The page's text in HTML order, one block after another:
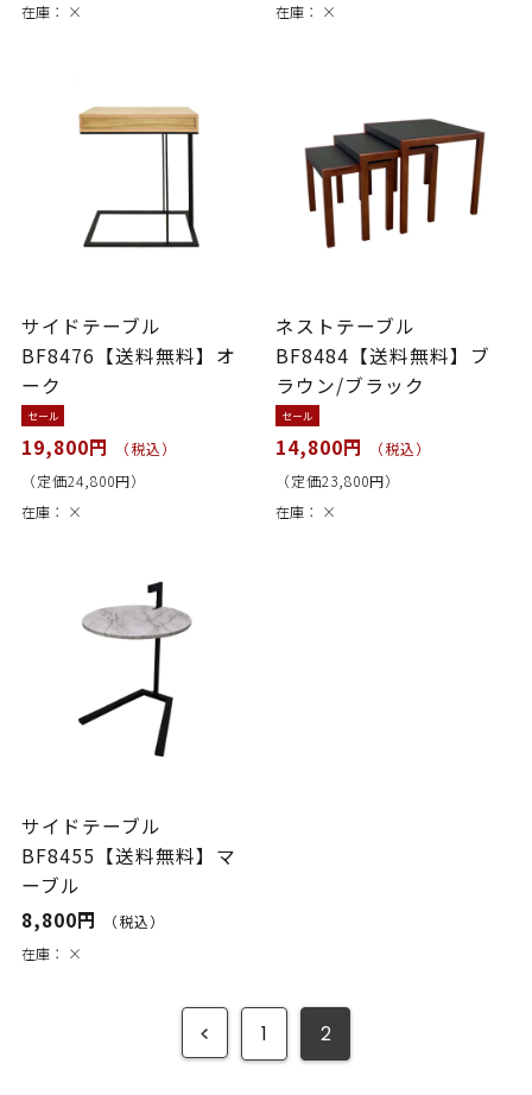
在庫： ×
在庫： ×
サイドテーブル
BF8476【送料無料】オ
ーク
セール
19,800円
（税込）
（定価24,800円）
在庫： ×
ネストテーブル
BF8484【送料無料】ブ
ラウン/ブラック
セール
14,800円
（税込）
（定価23,800円）
在庫： ×
サイドテーブル
BF8455【送料無料】マ
ーブル
8,800円
（税込）
在庫： ×
1 2